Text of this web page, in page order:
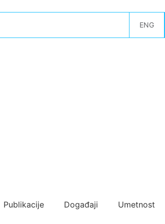
ENG
Publikacije Događaji Umetnost